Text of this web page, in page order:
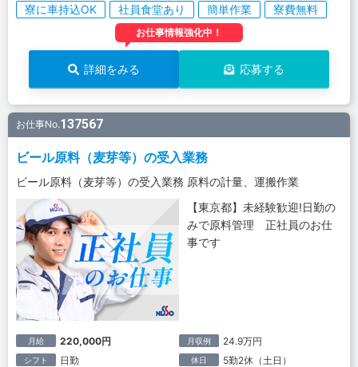
寮に車持込OK
社員食堂あり 簡単作業 寮費無料
お仕事情報強化中！
詳細をみる 応募する
お仕事No.137567
ビール原料（麦芽等）の受入業務
ビール原料（麦芽等）の受入業務 原料の計量、運搬作業
【東京都】未経験歓迎!日勤の
みで原料管理 正社員のお仕
事です
月給 220,000円 月収例 24.9万円
シフト 日勤 休日 5勤2休（土日）